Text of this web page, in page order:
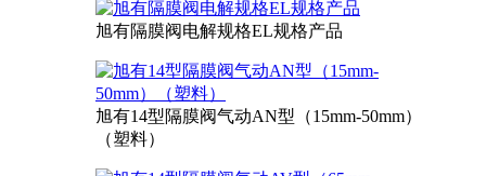
旭有隔膜阀电解规格EL规格产品
旭有14型隔膜阀气动AN型（15mm-50mm）
（塑料）